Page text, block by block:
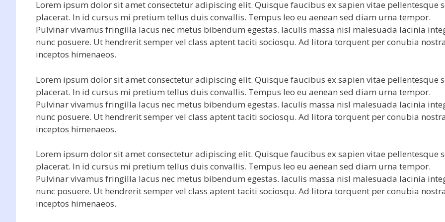
Lorem ipsum dolor sit amet consectetur adipiscing elit. Quisque faucibus ex sapien vitae pellentesque
placerat. In id cursus mi pretium tellus duis convallis. Tempus leo eu aenean sed diam urna tempor.
Pulvinar vivamus fringilla lacus nec metus bibendum egestas. Iaculis massa nisl malesuada lacinia
nunc posuere. Ut hendrerit semper vel class aptent taciti sociosqu. Ad litora torquent per conubia nostra
inceptos himenaeos.
Lorem ipsum dolor sit amet consectetur adipiscing elit. Quisque faucibus ex sapien vitae pellentesque
placerat. In id cursus mi pretium tellus duis convallis. Tempus leo eu aenean sed diam urna tempor.
Pulvinar vivamus fringilla lacus nec metus bibendum egestas. Iaculis massa nisl malesuada lacinia
nunc posuere. Ut hendrerit semper vel class aptent taciti sociosqu. Ad litora torquent per conubia nostra
inceptos himenaeos.
Lorem ipsum dolor sit amet consectetur adipiscing elit. Quisque faucibus ex sapien vitae pellentesque
placerat. In id cursus mi pretium tellus duis convallis. Tempus leo eu aenean sed diam urna tempor.
Pulvinar vivamus fringilla lacus nec metus bibendum egestas. Iaculis massa nisl malesuada lacinia
nunc posuere. Ut hendrerit semper vel class aptent taciti sociosqu. Ad litora torquent per conubia nostra
inceptos himenaeos.